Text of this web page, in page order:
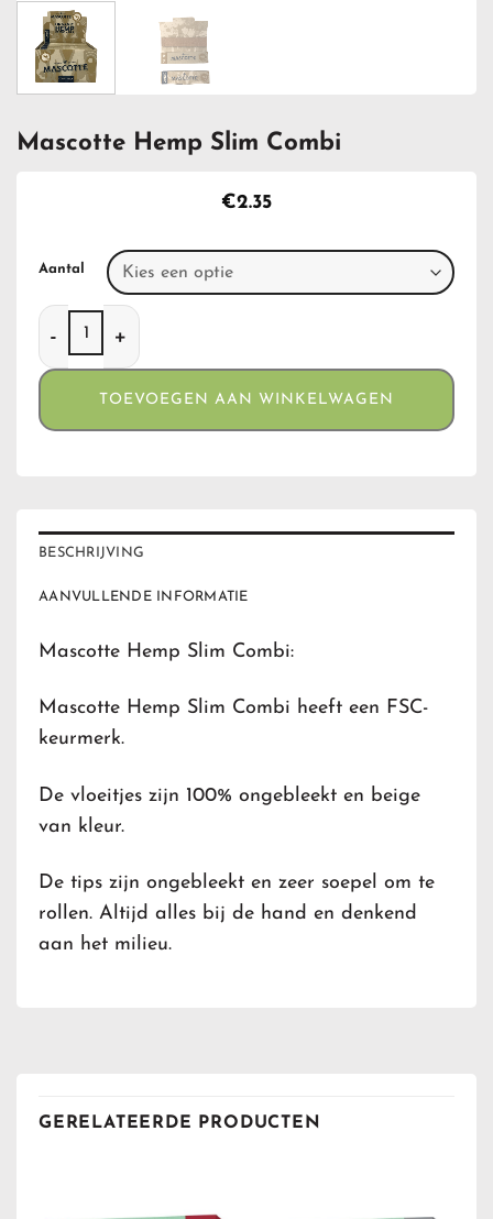
Mascotte Hemp Slim Combi
€2.35
Aantal
Mascotte Hemp Slim Combi aantal
TOEVOEGEN AAN WINKELWAGEN
BESCHRIJVING
AANVULLENDE INFORMATIE
Mascotte Hemp Slim Combi:
Mascotte Hemp Slim Combi heeft een FSC-
keurmerk.
De vloeitjes zijn 100% ongebleekt en beige
van kleur.
De tips zijn ongebleekt en zeer soepel om te
rollen. Altijd alles bij de hand en denkend
aan het milieu.
GERELATEERDE PRODUCTEN